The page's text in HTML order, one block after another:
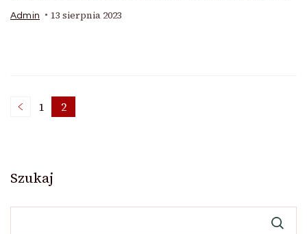
Admin 13 sierpnia 2023
Stronicowanie
Strona
1 Strona
2
Szukaj